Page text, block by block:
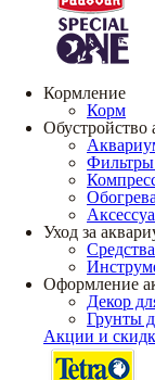
Кормление
Корм
Обустройство
Фильтры
Уход за
Оформление
Декор
Грунты
Акции и